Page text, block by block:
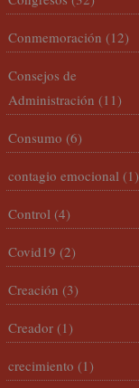
Conmemoración (12)
Consejos de
Administración (11)
Consumo (6)
contagio emocional (1)
Control (4)
Covid19 (2)
Creación (3)
Creador (1)
crecimiento (1)